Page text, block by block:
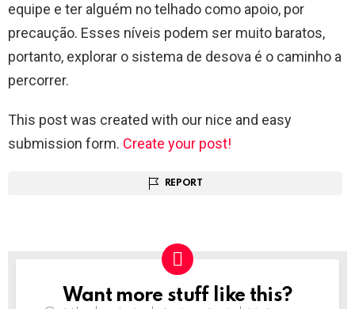
equipe e ter alguém no telhado como apoio, por
precaução. Esses níveis podem ser muito baratos,
portanto, explorar o sistema de desova é o caminho a
percorrer.
This post was created with our nice and easy
submission form. Create your post!
REPORT
NEWSLETTER
Want more stuff like this?